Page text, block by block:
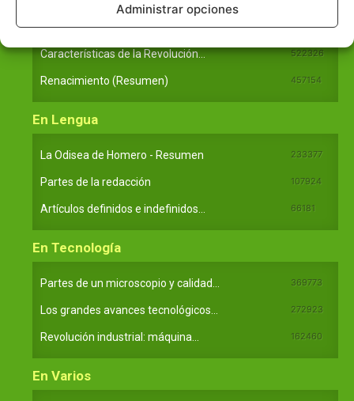
Administrar opciones
Las principales características... 525533
Características de la Revolución... 522326
Renacimiento (Resumen) 457154
En Lengua
La Odisea de Homero - Resumen 233377
Partes de la redacción 107924
Artículos definidos e indefinidos... 66181
En Tecnología
Partes de un microscopio y calidad... 369773
Los grandes avances tecnológicos... 272923
Revolución industrial: máquina... 162460
En Varios